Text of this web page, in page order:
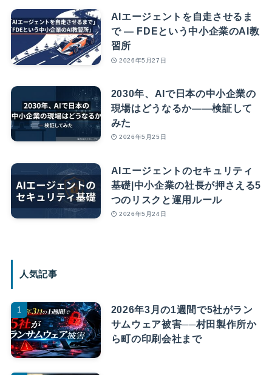
AIエージェントを自走させるま
で — FDEという中小企業のAI教
習所
2026年5月27日
2030年、AIで日本の中小企業の
現場はどうなるか――検証して
みた
2026年5月25日
AIエージェントのセキュリティ
基礎|中小企業の社長が押さえる5
つのリスクと運用ルール
2026年5月24日
人気記事
2026年3月の1週間で5社がラン
サムウェア被害──村田製作所か
ら町の印刷会社まで